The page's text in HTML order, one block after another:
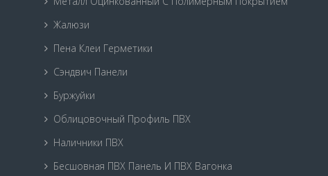
Жалюзи
Пена Клеи Герметики
Сэндвич Панели
Буржуйки
Облицовочный Профиль ПВХ
Наличники ПВХ
Бесшовная ПВХ Панель И ПВХ Вагонка